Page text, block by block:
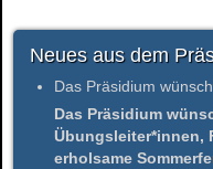
Neues aus dem
Das Präsidium
Das Präsidium
Übungsleiter*innen,
erholsame